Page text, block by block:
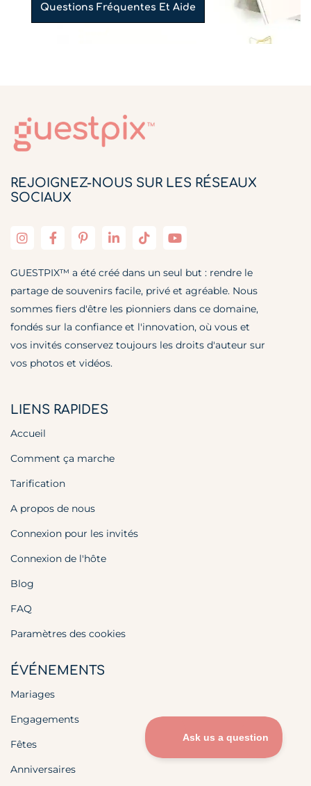
Questions Fréquentes Et Aide
REJOIGNEZ-NOUS SUR LES RÉSEAUX
SOCIAUX
GUESTPIX™ a été créé dans un seul but : rendre le
partage de souvenirs facile, privé et agréable. Nous
sommes fiers d'être les pionniers dans ce domaine,
fondés sur la confiance et l'innovation, où vous et
vos invités conservez toujours les droits d'auteur sur
vos photos et vidéos.
LIENS RAPIDES
Accueil
Comment ça marche
Tarification
A propos de nous
Connexion pour les invités
Connexion de l'hôte
Blog
FAQ
Paramètres des cookies
ÉVÉNEMENTS
Mariages
Engagements
Fêtes
Anniversaires